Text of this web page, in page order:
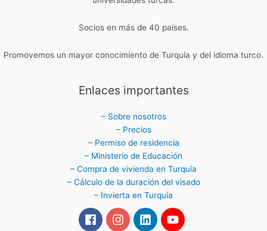
Socios en más de 40 países.
Promovemos un mayor conocimiento de Turquía y del idioma turco.
Enlaces importantes
– Sobre nosotros
– Precios
– Permiso de residencia
– Ministerio de Educación
– Compra de vivienda en Turquía
– Cálculo de la duración del visado
– Invierta en Turquía